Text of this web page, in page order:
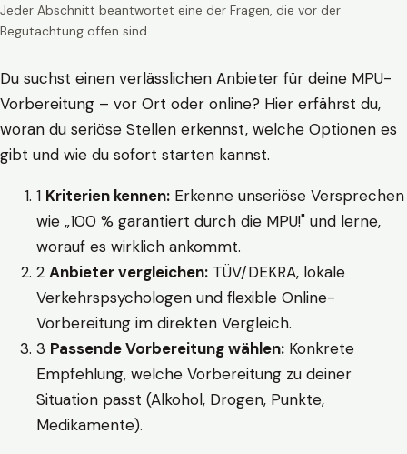
Jeder Abschnitt beantwortet eine der Fragen, die vor der
Begutachtung offen sind.
Du suchst einen verlässlichen Anbieter für deine MPU-
Vorbereitung – vor Ort oder online? Hier erfährst du,
woran du seriöse Stellen erkennst, welche Optionen es
gibt und wie du sofort starten kannst.
1 Kriterien kennen: Erkenne unseriöse Versprechen
wie „100 % garantiert durch die MPU!" und lerne,
worauf es wirklich ankommt.
2 Anbieter vergleichen: TÜV/DEKRA, lokale
Verkehrspsychologen und flexible Online-
Vorbereitung im direkten Vergleich.
3 Passende Vorbereitung wählen: Konkrete
Empfehlung, welche Vorbereitung zu deiner
Situation passt (Alkohol, Drogen, Punkte,
Medikamente).